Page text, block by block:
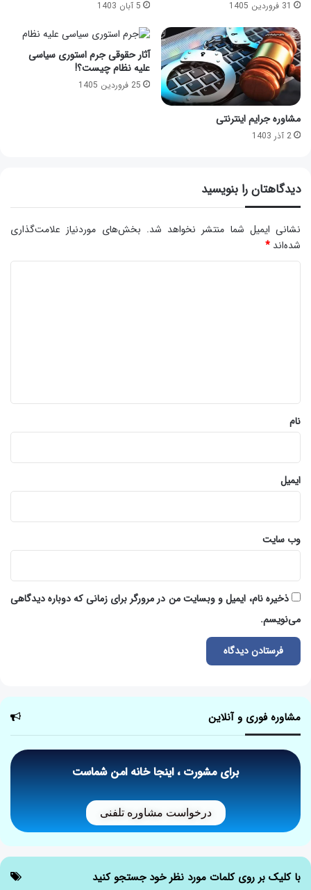
31 فروردین 1405 5 آبان 1403
مشاوره جرایم اینترنتی
2 آذر 1403
آثار حقوقی جرم استوری سیاسی
علیه نظام چیست؟!
25 فروردین 1405
دیدگاهتان را بنویسید
نشانی ایمیل شما منتشر نخواهد شد. بخش‌های موردنیاز علامت‌گذاری
شده‌اند *
نام
ایمیل
وب‌ سایت
ذخیره نام، ایمیل و وبسایت من در مرورگر برای زمانی که دوباره دیدگاهی
می‌نویسم.
مشاوره فوری و آنلاین
برای مشورت ، اینجا خانه امن شماست
درخواست مشاوره تلفنی
با کلیک بر روی کلمات مورد نظر خود جستجو کنید